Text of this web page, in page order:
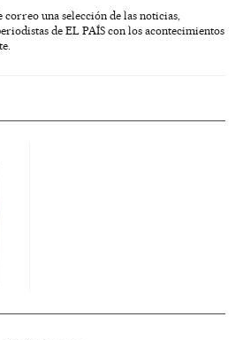
correo una selección de las noticias,
de EL PAÍS con los acontecimientos